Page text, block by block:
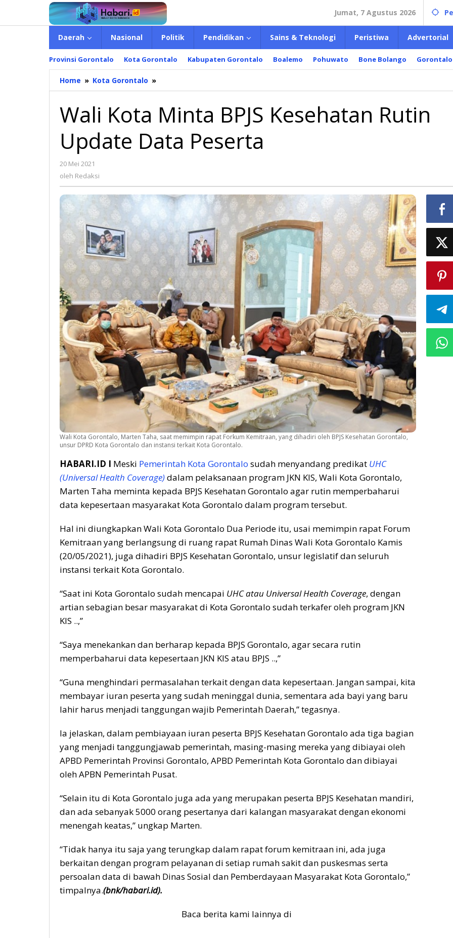
konten
Jumat, 7 Agustus 2026
Daerah Nasional Politik Pendidikan Sains & Teknologi Peristiwa Advertorial
Provinsi Gorontalo Kota Gorontalo Kabupaten Gorontalo Boalemo Pohuwato Bone Bolango
Home » Kota Gorontalo »
Kota
BPJS
Kesehatan
Rutin
Update
Wali Kota Minta BPJS Kesehatan Rutin
Update Data Peserta
20 Mei 2021
oleh Redaksi
Wali Kota Gorontalo, Marten Taha, saat memimpin rapat Forkum Kemitraan, yang dihadiri oleh BPJS Kesehatan Gorontalo,
unsur DPRD Kota Gorontalo dan instansi terkait Kota Gorontalo.
HABARI.ID I Meski Pemerintah Kota Gorontalo sudah menyandang predikat UHC
(Universal Health Coverage)dalam pelaksanaan program JKN KIS, Wali Kota Gorontalo,
Marten Taha meminta kepada BPJS Kesehatan Gorontalo agar rutin memperbaharui
data kepesertaan masyarakat Kota Gorontalo dalam program tersebut.
Hal ini diungkapkan Wali Kota Gorontalo Dua Periode itu, usai memimpin rapat Forum
Kemitraan yang berlangsung di ruang rapat Rumah Dinas Wali Kota Gorontalo Kamis
(20/05/2021), juga dihadiri BPJS Kesehatan Gorontalo, unsur legislatif dan seluruh
instansi terkait Kota Gorontalo.
“Saat ini Kota Gorontalo sudah mencapai UHC atau Universal Health Coverage, dengan
artian sebagian besar masyarakat di Kota Gorontalo sudah terkafer oleh program JKN
KIS ..,”
“Saya menekankan dan berharap kepada BPJS Gorontalo, agar secara rutin
memperbaharui data kepesertaan JKN KIS atau BPJS ..,”
“Guna menghindari permasalahan terkait dengan data kepesertaan. Jangan sampai, kita
membayar iuran peserta yang sudah meninggal dunia, sementara ada bayi yang baru
lahir harus menjadi tanggungan wajib Pemerintah Daerah,” tegasnya.
Ia jelaskan, dalam pembiayaan iuran peserta BPJS Kesehatan Gorontalo ada tiga bagian
yang menjadi tanggungjawab pemerintah, masing-masing mereka yang dibiayai oleh
APBD Pemerintah Provinsi Gorontalo, APBD Pemerintah Kota Gorontalo dan dibiayai
oleh APBN Pemerintah Pusat.
“Selain itu di Kota Gorontalo juga ada yang merupakan peserta BPJS Kesehatan mandiri,
dan ada sebanyak 5000 orang pesertanya dari kalangan masyarakat dengan ekonomi
menengah keatas,” ungkap Marten.
“Tidak hanya itu saja yang terungkap dalam rapat forum kemitraan ini, ada juga
berkaitan dengan program pelayanan di setiap rumah sakit dan puskesmas serta
persoalan data di bawah Dinas Sosial dan Pemberdayaan Masyarakat Kota Gorontalo,”
timpalnya.(bnk/habari.id).
Baca berita kami lainnya di